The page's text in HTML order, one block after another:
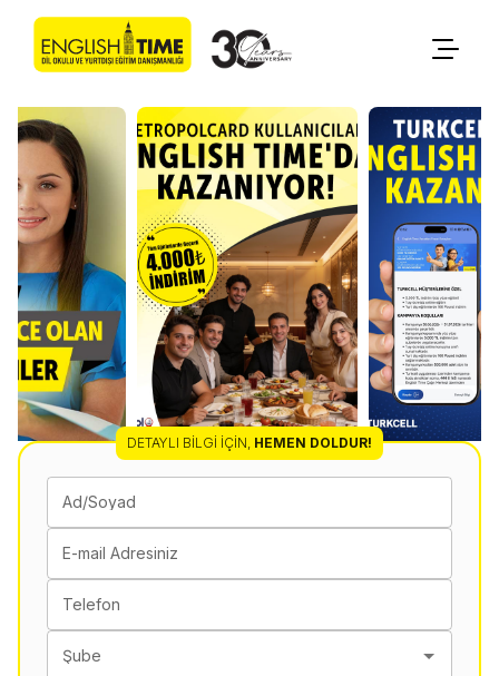
DETAYLI BILGI İÇIN, HEMEN DOLDUR!
Ad/Soyad
E-mail Adresiniz
Telefon
Şube